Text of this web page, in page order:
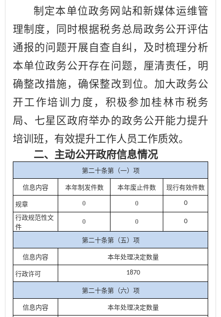
制定本单位政务网站和新媒体运维管
理制度，同时根据税务总局政务公开评估
通报的问题开展自查自纠，及时梳理分析
本单位政务公开存在问题，厘清责任，明
确整改措施，确保整改到位。加大政务公
开工作培训力度，积极参加桂林市税务
局、七星区政府举办的政务公开能力提升
培训班，有效提升工作人员工作质效。
二、主动公开政府信息情况
第二十条第（一）项
信息内容 本年制发件数 本年废止件数 现行有效件数
规章 0 0
0
行政规范性文
件
0 0 0
第二十条第（五）项
信息内容 本年处理决定数量
行政许可 1870
第二十条第（六）项
信息内容 本年处理决定数量